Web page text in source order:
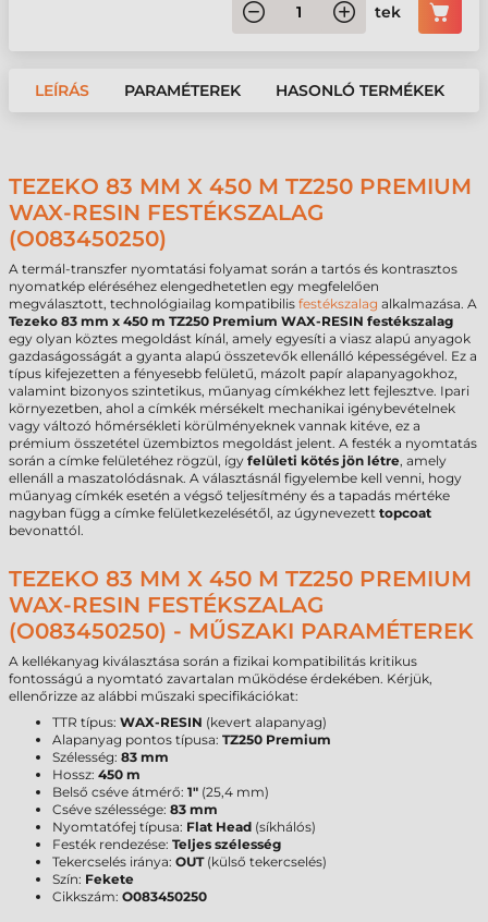
tek
LEÍRÁS PARAMÉTEREK HASONLÓ TERMÉKEK
TEZEKO 83 MM X 450 M TZ250 PREMIUM
WAX-RESIN FESTÉKSZALAG
(O083450250)
A termál-transzfer nyomtatási folyamat során a tartós és kontrasztos
nyomatkép eléréséhez elengedhetetlen egy megfelelően
megválasztott, technológiailag kompatibilis festékszalag alkalmazása. A
Tezeko 83 mm x 450 m TZ250 Premium WAX-RESIN festékszalag
egy olyan köztes megoldást kínál, amely egyesíti a viasz alapú anyagok
gazdaságosságát a gyanta alapú összetevők ellenálló képességével. Ez a
típus kifejezetten a fényesebb felületű, mázolt papír alapanyagokhoz,
valamint bizonyos szintetikus, műanyag címkékhez lett fejlesztve. Ipari
környezetben, ahol a címkék mérsékelt mechanikai igénybevételnek
vagy változó hőmérsékleti körülményeknek vannak kitéve, ez a
prémium összetétel üzembiztos megoldást jelent. A festék a nyomtatás
során a címke felületéhez rögzül, így felületi kötés jön létre, amely
ellenáll a maszatolódásnak. A választásnál figyelembe kell venni, hogy
műanyag címkék esetén a végső teljesítmény és a tapadás mértéke
nagyban függ a címke felületkezelésétől, az úgynevezett topcoat
bevonattól.
TEZEKO 83 MM X 450 M TZ250 PREMIUM
WAX-RESIN FESTÉKSZALAG
(O083450250) - MŰSZAKI PARAMÉTEREK
A kellékanyag kiválasztása során a fizikai kompatibilitás kritikus
fontosságú a nyomtató zavartalan működése érdekében. Kérjük,
ellenőrizze az alábbi műszaki specifikációkat:
TTR típus: WAX-RESIN (kevert alapanyag)
Alapanyag pontos típusa: TZ250 Premium
Szélesség: 83 mm
Hossz: 450 m
Belső cséve átmérő: 1" (25,4 mm)
Cséve szélessége: 83 mm
Nyomtatófej típusa: Flat Head (síkhálós)
Festék rendezése: Teljes szélesség
Tekercselés iránya: OUT(külső tekercselés)
Szín: Fekete
Cikkszám: O083450250